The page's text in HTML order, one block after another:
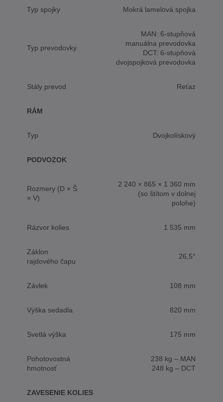
Typ spojky Mokrá lamelová spojka
Typ prevodovky
MAN: 6-stupňová
manuálna prevodovka
DCT: 6-stupňová
dvojspojková prevodovka
Stály prevod Reťaz
RÁM
Typ Dvojkolískový
PODVOZOK
Rozmery (D × Š
× V)
2 240 × 865 × 1 360 mm
(so štítom v dolnej
polohe)
Rázvor kolies 1 535 mm
Záklon
rajdového čapu
26,5°
Závlek 108 mm
Výška sedadla 820 mm
Svetlá výška 175 mm
Pohotovostná
hmotnosť
238 kg – MAN
248 kg – DCT
ZAVESENIE KOLIES